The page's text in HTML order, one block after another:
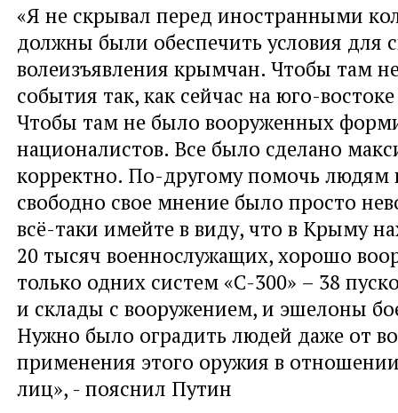
«Я не скрывал перед иностранными
должны были обеспечить условия для
волеизъявления крымчан. Чтобы там
события так, как сейчас на юго-
Чтобы там не было вооруженных
националистов. Все было сделано
корректно. По-другому помочь людям
свободно свое мнение было просто
всё-таки имейте в виду, что в Крыму
20 тысяч военнослужащих, хорошо
только одних систем «С-300» – 38
и склады с вооружением, и эшелоны
Нужно было оградить людей даже от
применения этого оружия в
лиц», - пояснил Путин